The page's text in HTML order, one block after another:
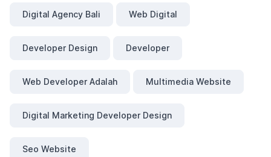
Digital Agency Bali Web Digital
Developer Design Developer
Web Developer Adalah Multimedia Website
Digital Marketing Developer Design
Seo Website